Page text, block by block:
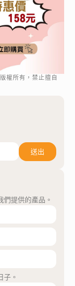
權所有，禁止擅自
送出
提供的產品。
子。